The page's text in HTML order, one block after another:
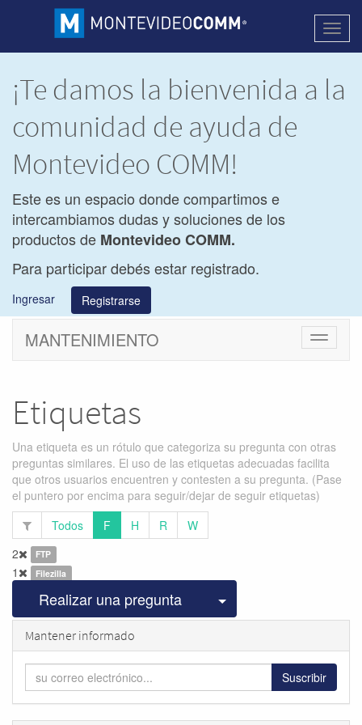
¡Te damos la bienvenida a la
comunidad de ayuda de
Montevideo COMM!
Este es un espacio donde compartimos e
intercambiamos dudas y soluciones de los
productos de Montevideo COMM.
Para participar debés estar registrado.
Ingresar Registrarse
Cambiar
MANTENIMIENTO
Etiquetas
Una etiqueta es un rótulo que categoriza su pregunta con otras
preguntas similares. El uso de las etiquetas adecuadas facilita
que otros usuarios encuentren y contesten a su pregunta. (Pase
el puntero por encima para seguir/dejar de seguir etiquetas)
Todos
F H R
W
2
FTP
1 Filezilla
Realizar una pregunta Seleccionar
Mantener informado
Suscribir